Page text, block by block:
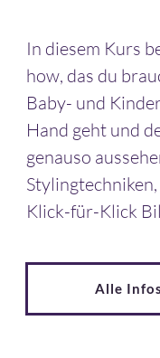
In diesem Kurs
how, das du
Baby- und
Hand geht und
genauso
Klick-für-Klick
Alle